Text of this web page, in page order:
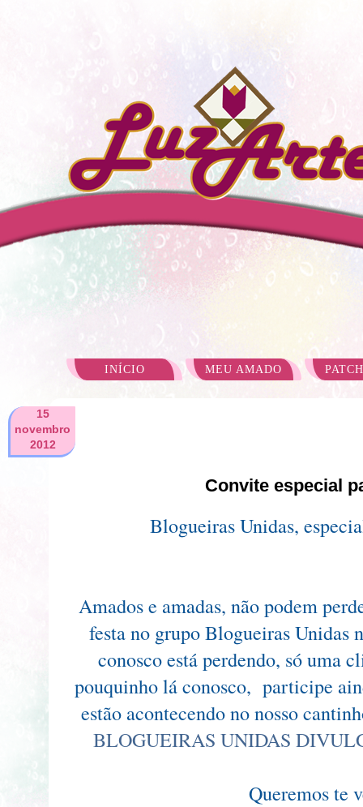
INÍCIO MEU AMADO
15
novembro
2012
Convite especial
Blogueiras Unidas,
Amados e amadas, não podem
festa no grupo Blogueiras Unidas
conosco está perdendo, só uma
pouquinho lá conosco, participe
estão acontecendo no nosso
BLOGUEIRAS UNIDAS
Queremos te